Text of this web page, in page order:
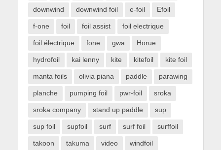
downwind downwind foil e-foil Efoil
f-one foil foil assist foil electrique
foil électrique fone gwa Horue
hydrofoil kai lenny kite kitefoil kite foil
manta foils olivia piana paddle parawing
planche pumping foil pwr-foil sroka
sroka company stand up paddle sup
sup foil supfoil surf surf foil surffoil
takoon takuma video windfoil